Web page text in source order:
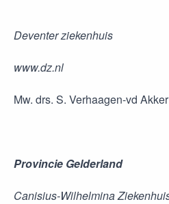
Deventer ziekenhuis
www.dz.nl
Mw. drs. S. Verhaagen-vd Akker
Provincie Gelderland
Canisius-Wilhelmina